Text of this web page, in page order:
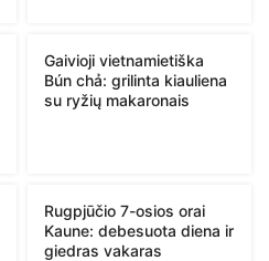
Gaivioji vietnamietiška
Bún chả: grilinta kiauliena
su ryžių makaronais
Rugpjūčio 7-osios orai
Kaune: debesuota diena ir
giedras vakaras